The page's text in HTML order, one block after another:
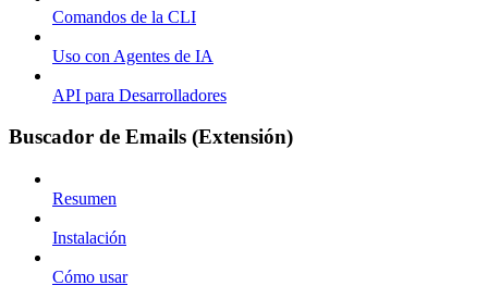
Comandos de la CLI
Uso con Agentes de IA
API para Desarrolladores
Buscador de Emails (Extensión)
Resumen
Instalación
Cómo usar